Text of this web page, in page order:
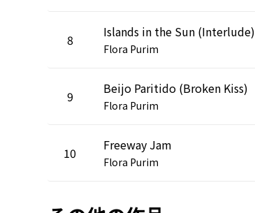
8 Islands in the Sun (Interlude)
Flora Purim
9 Beijo Paritido (Broken Kiss)
Flora Purim
10 Freeway Jam
Flora Purim